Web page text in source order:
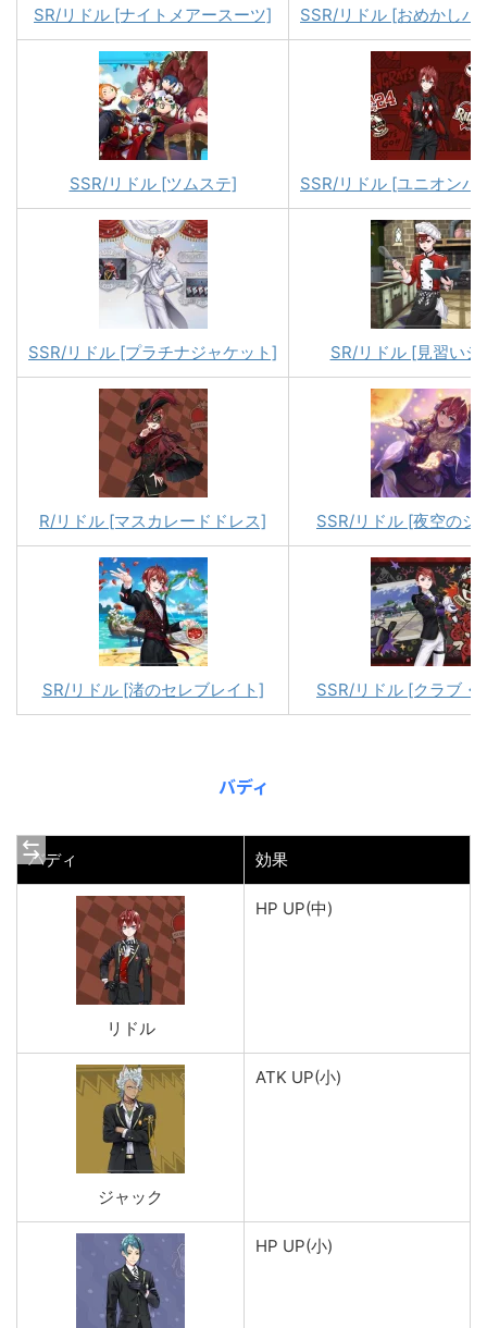
SR/リドル [ナイトメアースーツ] SSR/リドル [おめかしバ
SSR/リドル [ツムステ] SSR/リドル [ユニオンバ
SSR/リドル [プラチナジャケット] SR/リドル [見習いシ
R/リドル [マスカレードドレス] SSR/リドル [夜空のシ
SR/リドル [渚のセレブレイト] SSR/リドル [クラブ・
バディ
バディ 効果
リドル
HP UP(中)
ジャック
ATK UP(小)
HP UP(小)